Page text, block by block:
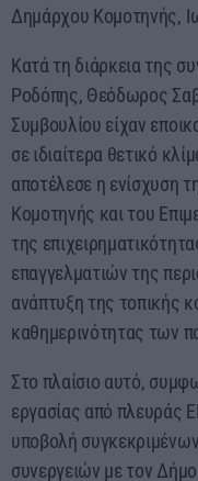
Δημάρχου Κομοτηνής,
Κατά τη διάρκεια της
Ροδόπης, Θεόδωρος
Συμβουλίου είχαν
σε ιδιαίτερα θετικό
αποτέλεσε η ενίσχυση
Κομοτηνής και του
της
επαγγελματιών της
ανάπτυξη της τοπικής
καθημερινότητας των
Στο πλαίσιο αυτό,
εργασίας από πλευράς
υποβολή
συνεργειών με τον